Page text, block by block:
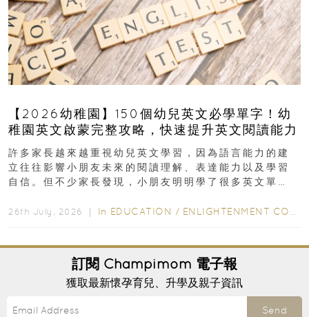
【2026幼稚園】150個幼兒英文必學單字！幼
稚園英文啟蒙完整攻略，快速提升英文閱讀能力
許多家長越來越重視幼兒英文學習，因為語言能力的建
立往往影響小朋友未來的閱讀理解、表達能力以及學習
自信。但不少家長發現，小朋友明明學了很多英文單
26th July, 2026 ｜ In EDUCATION / ENLIGHTENMENT CORNER
訂閱 Champimom 電子報
獲取最新懷孕育兒、升學及親子資訊
Send